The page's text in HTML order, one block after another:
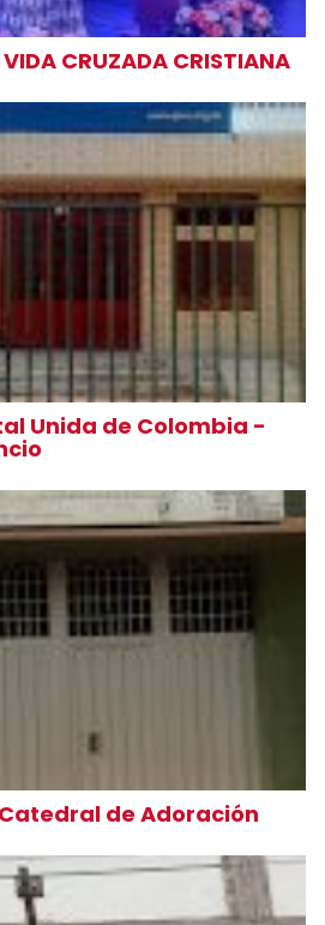
VIDA CRUZADA CRISTIANA
Unida de Colombia -
de Adoración